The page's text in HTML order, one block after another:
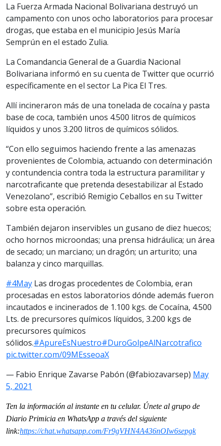
La Fuerza Armada Nacional Bolivariana destruyó un
campamento con unos ocho laboratorios para procesar
drogas, que estaba en el municipio Jesús María
Semprún en el estado Zulia.
La Comandancia General de a Guardia Nacional
Bolivariana informó en su cuenta de Twitter que ocurrió
específicamente en el sector La Pica El Tres.
Allí incineraron más de una tonelada de cocaína y pasta
base de coca, también unos 4.500 litros de químicos
líquidos y unos 3.200 litros de químicos sólidos.
“Con ello seguimos haciendo frente a las amenazas
provenientes de Colombia, actuando con determinación
y contundencia contra toda la estructura paramilitar y
narcotraficante que pretenda desestabilizar al Estado
Venezolano”, escribió Remigio Ceballos en su Twitter
sobre esta operación.
También dejaron inservibles un gusano de diez huecos;
ocho hornos microondas; una prensa hidráulica; un área
de secado; un marciano; un dragón; un arturito; una
balanza y cinco marquillas.
#4May Las drogas procedentes de Colombia, eran
procesadas en estos laboratorios dónde además fueron
incautados e incinerados de 1.100 kgs. de Cocaína, 4.500
Lts. de precursores químicos líquidos, 3.200 kgs de
precursores químicos
sólidos.#ApureEsNuestro#DuroGolpeAlNarcotrafico
pic.twitter.com/09MEsseoaX
— Fabio Enrique Zavarse Pabón (@fabiozavarsep) May
5, 2021
Ten la información al instante en tu celular. Únete al grupo de
Diario Primicia en WhatsApp a través del siguiente
link:https://chat.whatsapp.com/Fr9gVHN4A436nOIw6sepgk